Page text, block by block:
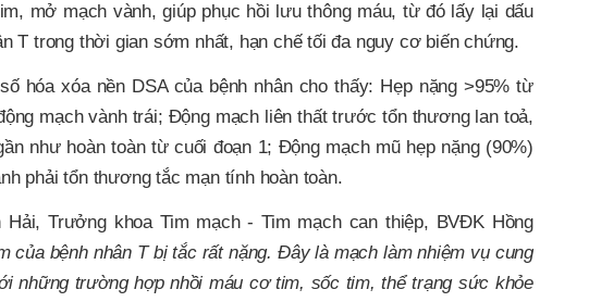
mở mạch vành, giúp phục hồi lưu thông máu, từ đó lấy lại dấu
T trong thời gian sớm nhất, hạn chế tối đa nguy cơ biến chứng.
hóa xóa nền DSA của bệnh nhân cho thấy: Hẹp nặng >95% từ
mạch vành trái; Động mạch liên thất trước tổn thương lan toả,
như hoàn toàn từ cuối đoạn 1; Động mạch mũ hẹp nặng (90%)
phải tổn thương tắc mạn tính hoàn toàn.
Hải, Trưởng khoa Tim mạch - Tim mạch can thiệp, BVĐK Hồng
của bệnh nhân T bị tắc rất nặng. Đây là mạch làm nhiệm vụ cung
những trường hợp nhồi máu cơ tim, sốc tim, thể trạng sức khỏe